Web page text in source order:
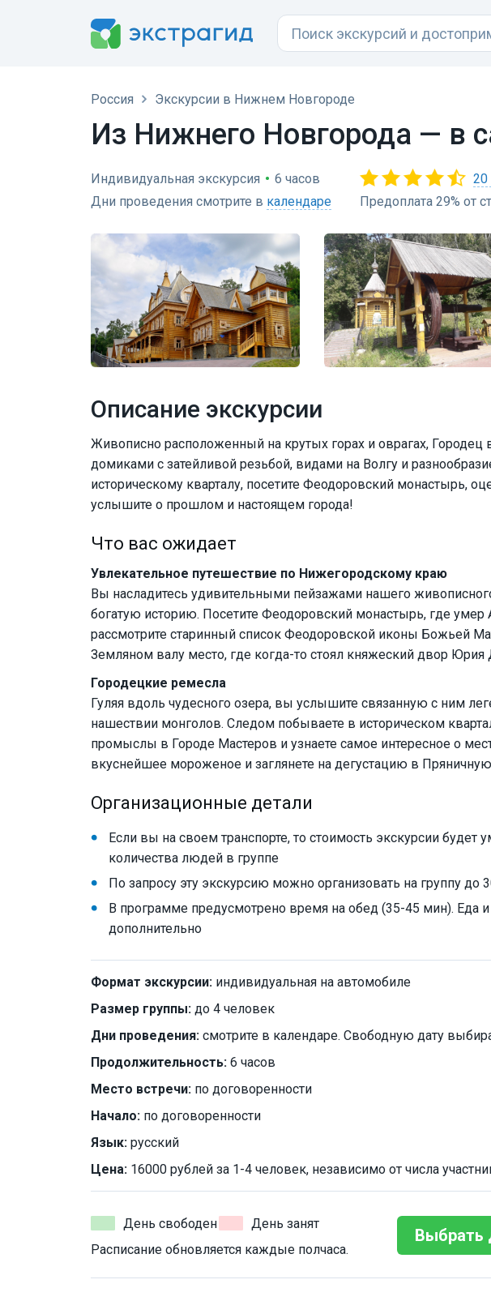
Россия Экскурсии в Нижнем Новгороде
Из Нижнего Новгорода — в
Индивидуальная экскурсия • 6 часов
Дни проведения смотрите в календаре
20
Предоплата 29% от
Описание экскурсии
Живописно расположенный на крутых горах и оврагах, Городец
домиками с затейливой резьбой, видами на Волгу и
историческому кварталу, посетите Феодоровский монастырь,
услышите о прошлом и настоящем города!
Что вас ожидает
Увлекательное путешествие по Нижегородскому краю
Вы насладитесь удивительными пейзажами нашего
богатую историю. Посетите Феодоровский монастырь, где умер
рассмотрите старинный список Феодоровской иконы Божьей
Земляном валу место, где когда-то стоял княжеский двор Юрия
Городецкие ремесла
Гуляя вдоль чудесного озера, вы услышите связанную с ним
нашествии монголов. Следом побываете в историческом
промыслы в Городе Мастеров и узнаете самое интересное о
вкуснейшее мороженое и заглянете на дегустацию в
Организационные детали
Если вы на своем транспорте, то стоимость экскурсии будет
количества людей в группе
По запросу эту экскурсию можно организовать на группу до
В программе предусмотрено время на обед (35-45 мин). Еда
дополнительно
Формат экскурсии: индивидуальная на автомобиле
Размер группы: до 4 человек
Дни проведения: смотрите в календаре. Свободную дату
Продолжительность: 6 часов
Место встречи: по договоренности
Начало: по договоренности
Язык: русский
Цена: 16000 рублей за 1-4 человек, независимо от числа
День свободен
День занят
Расписание обновляется каждые полчаса.
Выбрать